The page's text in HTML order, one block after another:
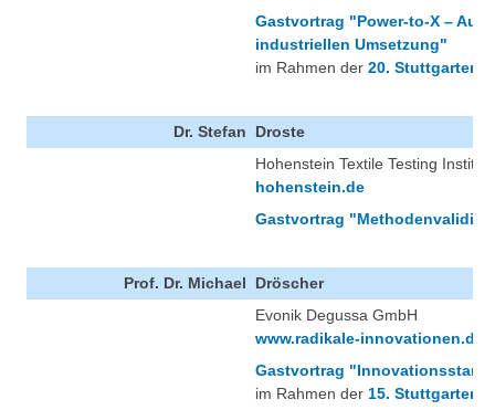
Gastvortrag "Power-to-X – Auf
industriellen Umsetzung"
im Rahmen der 20. Stuttgarter
Dr. Stefan
Droste
Hohenstein Textile Testing
hohenstein.de
Gastvortrag
Prof. Dr. Michael
Dröscher
Evonik Degussa GmbH
www.radikale-innovationen.de/
Gastvortrag
im Rahmen der 15. Stuttgarter